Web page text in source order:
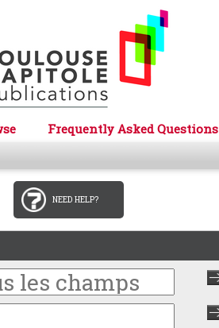
Frequently Asked Questions
NEED HELP?